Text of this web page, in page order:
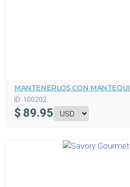
MANTENERLOS CON
ID: 100202
$ 89.95